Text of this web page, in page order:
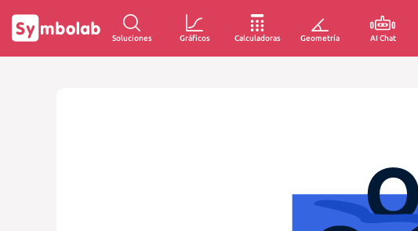
Soluciones Gráficos Calculadoras Geometría AI Chat